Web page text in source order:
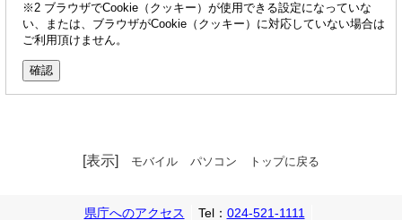
※2 ブラウザでCookie（クッキー）が使用できる設定になっていな
い、または、ブラウザがCookie（クッキー）に対応していない場合は
ご利用頂けません。
[表示] モバイル パソコン トップに戻る
県庁へのアクセス Tel： 024-521-1111